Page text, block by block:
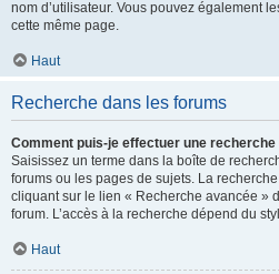
nom d’utilisateur. Vous pouvez également
cette même page.
Haut
Recherche dans les forums
Comment puis-je effectuer une
Saisissez un terme dans la boîte de
forums ou les pages de sujets. La
cliquant sur le lien « Recherche avancée »
forum. L’accès à la recherche dépend du
Haut